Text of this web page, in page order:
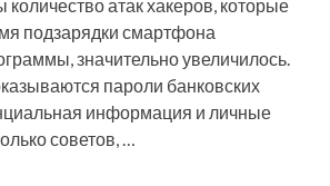
количество атак хакеров, которые
подзарядки смартфона
значительно увеличилось.
пароли банковских
информация и личные
советов, …